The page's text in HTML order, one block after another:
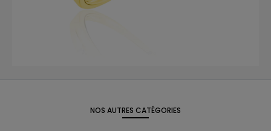
NOS AUTRES CATÉGORIES